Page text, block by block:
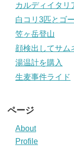
カルディイタリ
白コリ3匹とゴ
笠ヶ岳登山
顔検出してサム
湯温計を購入
生麦事件ライド
ページ
About
Profile